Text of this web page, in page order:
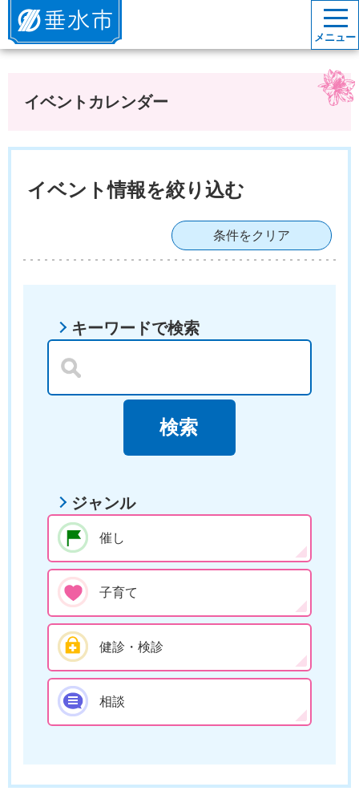
垂水市
メニュー
イベントカレンダー
イベント情報を絞り込む
条件をクリア
キーワードで検索
ジャンル
催し
子育て
健診・検診
相談